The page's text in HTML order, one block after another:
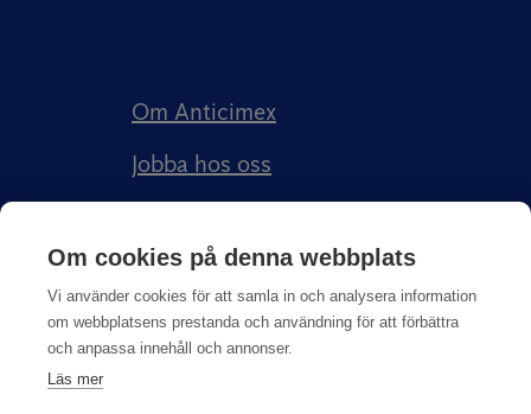
Om Anticimex
Jobba hos oss
Anticimex Försäkringar AB
Om cookies på denna webbplats
Vi använder cookies för att samla in och analysera information
om webbplatsens prestanda och användning för att förbättra
och anpassa innehåll och annonser.
Läs mer